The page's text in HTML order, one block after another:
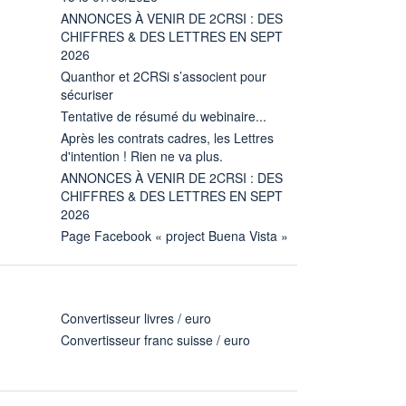
ANNONCES À VENIR DE 2CRSI : DES
CHIFFRES & DES LETTRES EN SEPT
2026
Quanthor et 2CRSi s’associent pour
sécuriser
Tentative de résumé du webinaire...
Après les contrats cadres, les Lettres
d'intention ! Rien ne va plus.
ANNONCES À VENIR DE 2CRSI : DES
CHIFFRES & DES LETTRES EN SEPT
2026
Page Facebook « project Buena Vista »
Convertisseur livres / euro
Convertisseur franc suisse / euro